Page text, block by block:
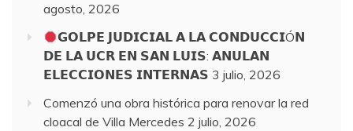
agosto, 2026
𝗚𝗢𝗟𝗣𝗘 𝗝𝗨𝗗𝗜𝗖𝗜𝗔𝗟 𝗔 𝗟𝗔 𝗖𝗢𝗡𝗗𝗨𝗖𝗖𝗜Ó𝗡
𝗗𝗘 𝗟𝗔 𝗨𝗖𝗥 𝗘𝗡 𝗦𝗔𝗡 𝗟𝗨𝗜𝗦: 𝗔𝗡𝗨𝗟𝗔𝗡
𝗘𝗟𝗘𝗖𝗖𝗜𝗢𝗡𝗘𝗦 𝗜𝗡𝗧𝗘𝗥𝗡𝗔𝗦 3 julio, 2026
Comenzó una obra histórica para renovar la red
cloacal de Villa Mercedes 2 julio, 2026